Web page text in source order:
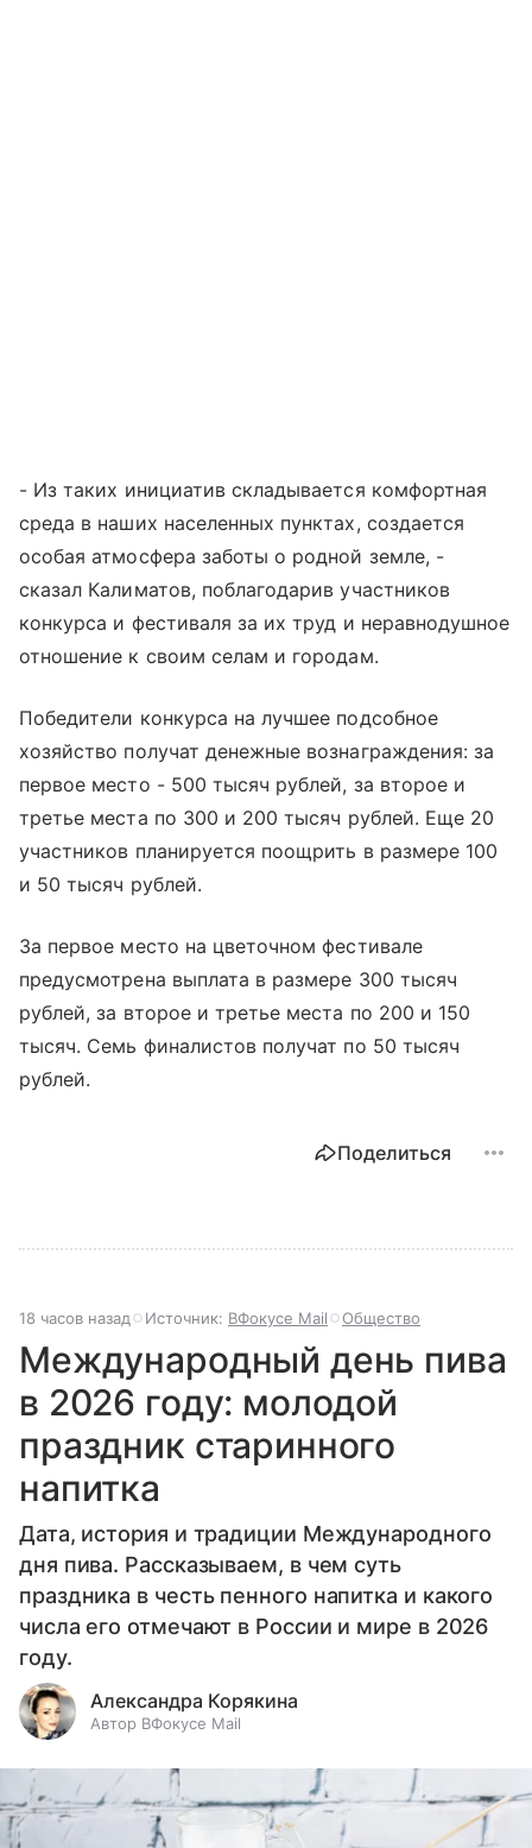
- Из таких инициатив складывается комфортная
среда в наших населенных пунктах, создается
особая атмосфера заботы о родной земле, -
сказал Калиматов, поблагодарив участников
конкурса и фестиваля за их труд и неравнодушное
отношение к своим селам и городам.
Победители конкурса на лучшее подсобное
хозяйство получат денежные вознаграждения: за
первое место - 500 тысяч рублей, за второе и
третье места по 300 и 200 тысяч рублей. Еще 20
участников планируется поощрить в размере 100
и 50 тысяч рублей.
За первое место на цветочном фестивале
предусмотрена выплата в размере 300 тысяч
рублей, за второе и третье места по 200 и 150
тысяч. Семь финалистов получат по 50 тысяч
рублей.
Поделиться
18 часов назад Источник: ВФокусе Mail Общество
Международный день пива
в 2026 году: молодой
праздник старинного
напитка
Дата, история и традиции Международного
дня пива. Рассказываем, в чем суть
праздника в честь пенного напитка и какого
числа его отмечают в России и мире в 2026
году.
Александра Корякина
Автор ВФокусе Mail